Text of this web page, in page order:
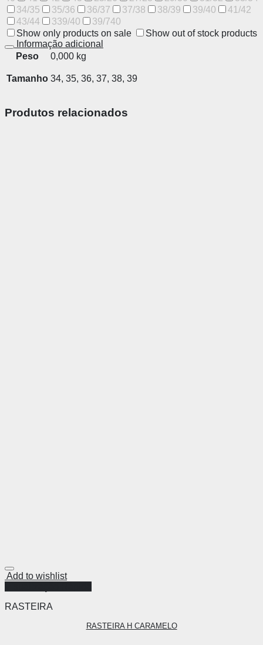
34/35
35/36 36/37 37/38 38/39 39/40
41/42
43/44
339/40
39/740
Show only products on sale
Show out of stock products
Informação adicional
Peso
0,000 kg
Tamanho 34, 35, 36, 37, 38, 39
Produtos relacionados
Add to wishlist
RASTEIRA
RASTEIRA H CARAMELO